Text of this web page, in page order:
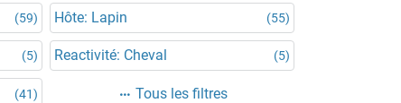
(59) Hôte: Lapin (55)
(5) Reactivité: Cheval (5)
(41) Tous les filtres